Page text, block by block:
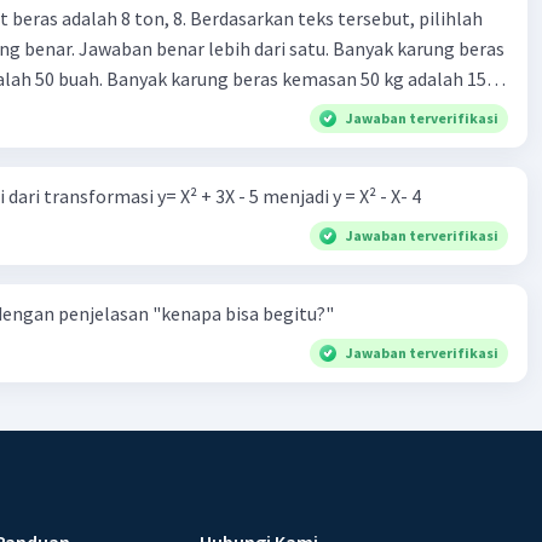
adalah 8 ton, 8. Berdasarkan teks tersebut, pilihlah
benar. Jawaban benar lebih dari satu. Banyak karung beras
50 buah. Banyak karung beras kemasan 50 kg adalah 150
dalam kemasan 25 kg adalah 2 ton. Perbandingan berat
kg dan 50 kg dalam truk adalah 1: 3. 9. Berdasarkan teks
biaya angkut semua beras yang harus dibayar oleh Bu
C. Rp2.312.000 B. Rp2.475.000 D. Rp2.280.000
Jawaban terverifikasi
transformasi y= X² + 3X - 5 menjadi y = X² - X- 4
Jawaban terverifikasi
penjelasan "kenapa bisa begitu?"
Jawaban terverifikasi